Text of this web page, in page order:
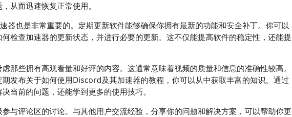
从而迅速恢复正常使用。
器也是非常重要的。定期更新软件能够确保你拥有最新的功能和安全补丁。你可以
检查加速器的更新状态，并进行必要的更新。这不仅能提高软件的稳定性，还能提
那些拥有高观看量和好评的内容。这通常意味着视频的质量和信息的准确性较高。
发布关于如何使用Discord及其加速器的教程，你可以从中获取丰富的知识。通过
当前的问题，还能学到更多的使用技巧。
与评论区的讨论。与其他用户交流经验，分享你的问题和解决方案，可以帮助你更